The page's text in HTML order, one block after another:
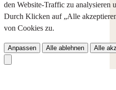
den Website-Traffic zu analysieren
Durch Klicken auf „Alle
von Cookies zu.
Anpassen Alle ablehnen Alle